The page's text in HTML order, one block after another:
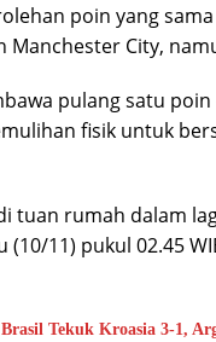
poin yang
Manchester City,
pulang satu
fisik untuk
tuan rumah dalam
(10/11) pukul 02.45
Tekuk Kroasia 3-1,